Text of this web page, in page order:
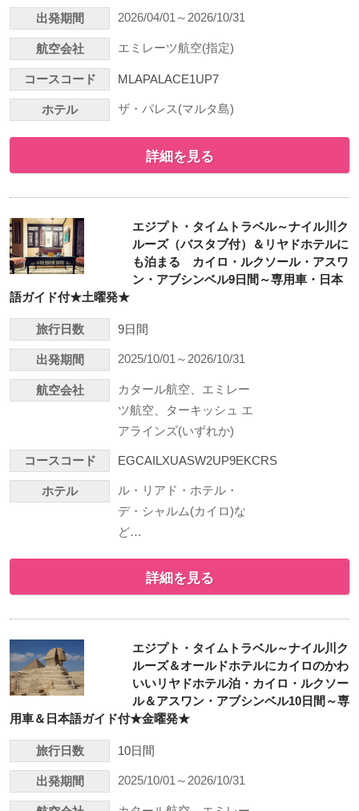
出発期間 2026/04/01～2026/10/31
航空会社 エミレーツ航空(指定)
コースコード MLAPALACE1UP7
ホテル ザ・パレス(マルタ島)
詳細を見る
エジプト・タイムトラベル～ナイル川ク
ルーズ（バスタブ付）＆リヤドホテルに
も泊まる カイロ・ルクソール・アスワ
ン・アブシンベル9日間～専用車・日本
語ガイド付★土曜発★
旅行日数 9日間
出発期間 2025/10/01～2026/10/31
航空会社
カタール航空、エミレー
ツ航空、ターキッシュ エ
アラインズ(いずれか)
コースコード EGCAILXUASW2UP9EKCRS
ホテル
ル・リアド・ホテル・
デ・シャルム(カイロ)な
ど…
詳細を見る
エジプト・タイムトラベル～ナイル川ク
ルーズ＆オールドホテルにカイロのかわ
いいリヤドホテル泊・カイロ・ルクソー
ル＆アスワン・アブシンベル10日間～専
用車＆日本語ガイド付★金曜発★
旅行日数 10日間
出発期間 2025/10/01～2026/10/31